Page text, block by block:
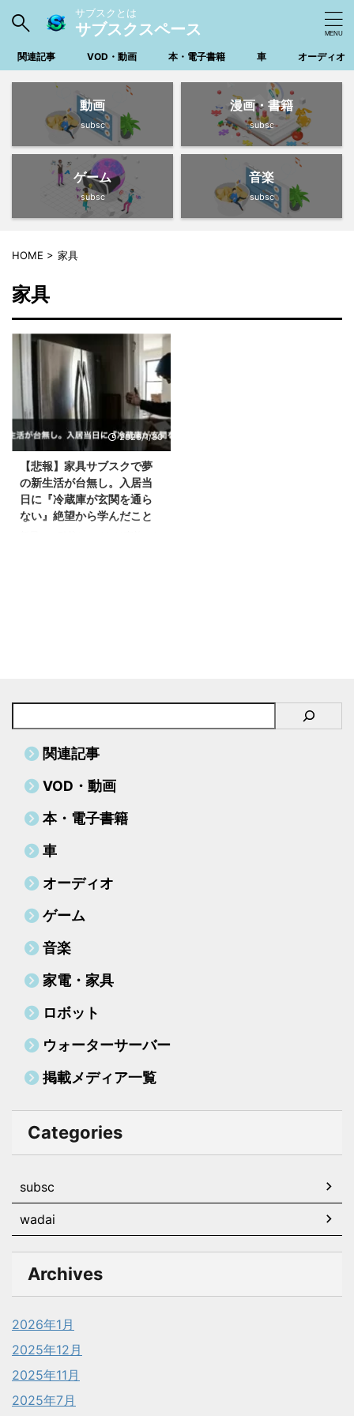
サブスクとは
サブスクスペース
関連記事 VOD・動画 本・電子書籍 車 オーディオ
動画
subsc
漫画・書籍
subsc
ゲーム
subsc
音楽
subsc
HOME > 家具
家具
2026/1/30
【悲報】家具サブスクで夢
の新生活が台無し。入居当
日に『冷蔵庫が玄関を通ら
ない』絶望から学んだこと
は、家具サブスクのトラブルで最
る搬入不可事例なのです。 この
る際は、商品のサイズだけでな
関連記事
VOD・動画
本・電子書籍
車
オーディオ
ゲーム
音楽
家電・家具
ロボット
ウォーターサーバー
掲載メディア一覧
Categories
subsc
wadai
Archives
2026年1月
2025年12月
2025年11月
2025年7月